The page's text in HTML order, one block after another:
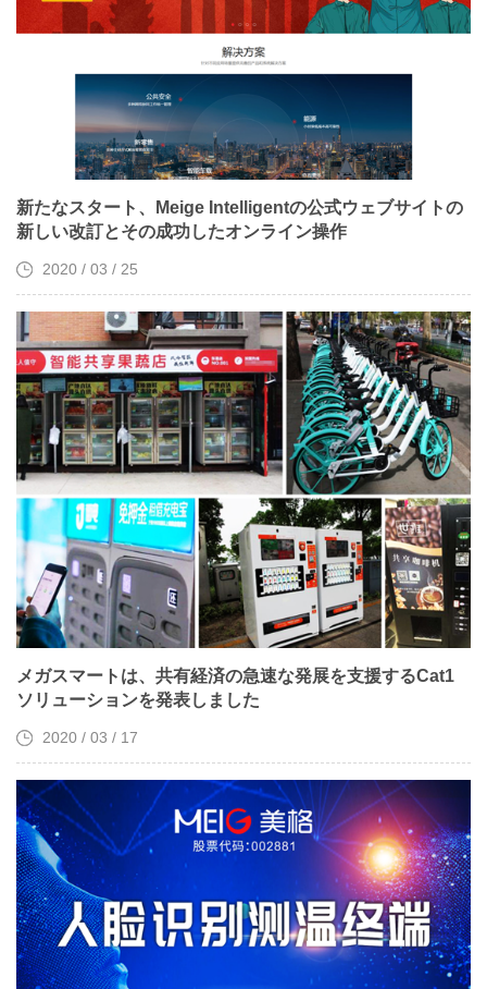
新たなスタート、Meige Intelligentの公式ウェブサイトの
新しい改訂とその成功したオンライン操作
2020 / 03 / 25
メガスマートは、共有経済の急速な発展を支援するCat1
ソリューションを発表しました
2020 / 03 / 17